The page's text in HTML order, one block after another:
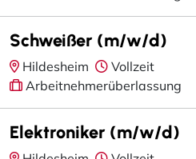
Schweißer (m/w/d)
Hildesheim
Vollzeit
Arbeitnehmerüberlassung
Elektroniker (m/w/d)